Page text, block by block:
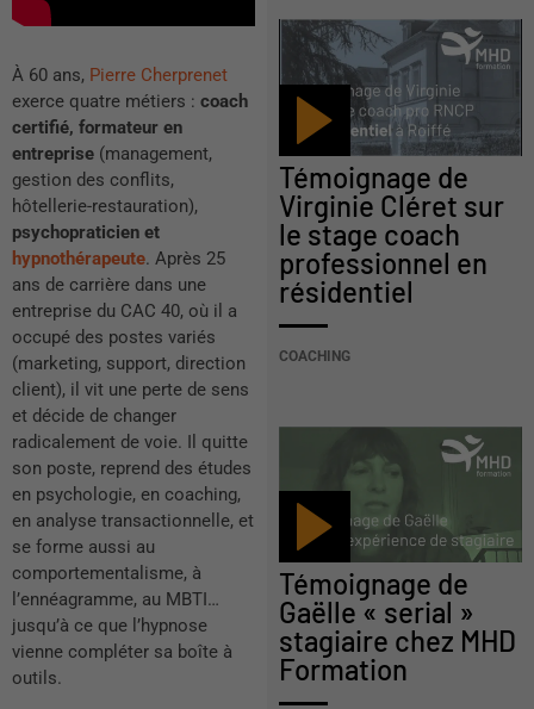
À 60 ans, Pierre Cherprenet
exerce quatre métiers : coach
certifié, formateur en
entreprise (management,
gestion des conflits,
hôtellerie-restauration),
psychopraticien et
hypnothérapeute. Après 25
ans de carrière dans une
entreprise du CAC 40, où il a
occupé des postes variés
(marketing, support, direction
client), il vit une perte de sens
et décide de changer
radicalement de voie. Il quitte
son poste, reprend des études
en psychologie, en coaching,
en analyse transactionnelle, et
se forme aussi au
comportementalisme, à
l’ennéagramme, au MBTI…
jusqu’à ce que l’hypnose
vienne compléter sa boîte à
outils.
Témoignage de
Virginie Cléret sur
le stage coach
professionnel en
résidentiel
COACHING
Témoignage de
Gaëlle « serial »
stagiaire chez MHD
Formation